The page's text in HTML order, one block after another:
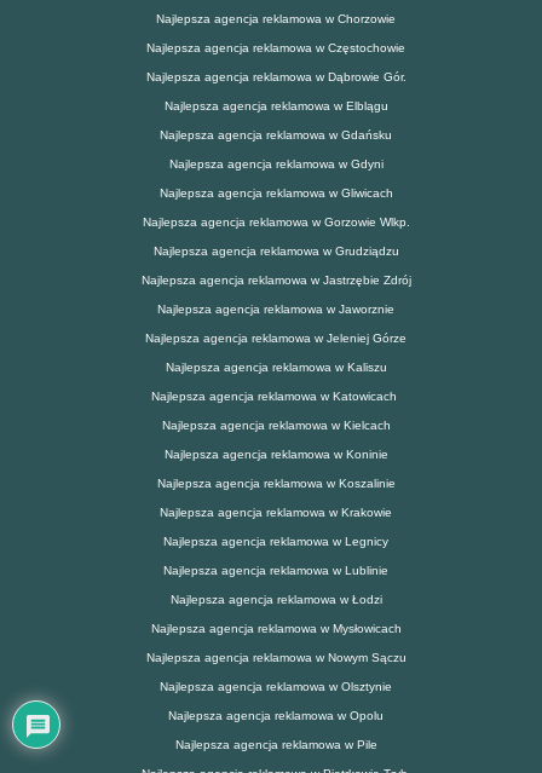
Najlepsza agencja reklamowa w Chorzowie
Najlepsza agencja reklamowa w Częstochowie
Najlepsza agencja reklamowa w Dąbrowie Gór.
Najlepsza agencja reklamowa w Elblągu
Najlepsza agencja reklamowa w Gdańsku
Najlepsza agencja reklamowa w Gdyni
Najlepsza agencja reklamowa w Gliwicach
Najlepsza agencja reklamowa w Gorzowie Wlkp.
Najlepsza agencja reklamowa w Grudziądzu
Najlepsza agencja reklamowa w Jastrzębie Zdrój
Najlepsza agencja reklamowa w Jaworznie
Najlepsza agencja reklamowa w Jeleniej Górze
Najlepsza agencja reklamowa w Kaliszu
Najlepsza agencja reklamowa w Katowicach
Najlepsza agencja reklamowa w Kielcach
Najlepsza agencja reklamowa w Koninie
Najlepsza agencja reklamowa w Koszalinie
Najlepsza agencja reklamowa w Krakowie
Najlepsza agencja reklamowa w Legnicy
Najlepsza agencja reklamowa w Lublinie
Najlepsza agencja reklamowa w Łodzi
Najlepsza agencja reklamowa w Mysłowicach
Najlepsza agencja reklamowa w Nowym Sączu
Najlepsza agencja reklamowa w Olsztynie
Najlepsza agencja reklamowa w Opolu
Najlepsza agencja reklamowa w Pile